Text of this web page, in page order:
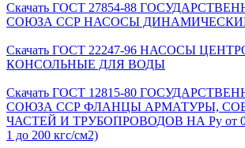
Скачать ГОСТ 27854-88
СОЮЗА ССР НАСОСЫ
Скачать ГОСТ 22247-96 НАСОСЫ
КОНСОЛЬНЫЕ ДЛЯ ВОДЫ
Скачать ГОСТ 12815-80
СОЮЗА ССР ФЛАНЦЫ АРМАТУРЫ,
ЧАСТЕЙ И ТРУБОПРОВОДОВ НА Py от
1 до 200 кгс/см2)